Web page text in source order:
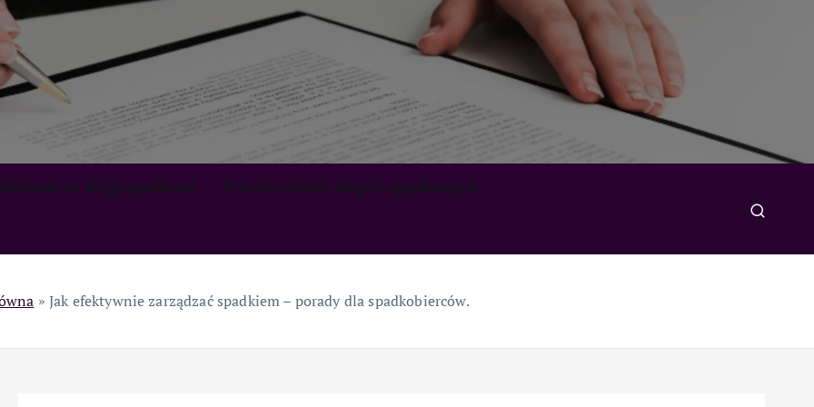
» Jak efektywnie zarządzać spadkiem – porady dla spadkobierców.